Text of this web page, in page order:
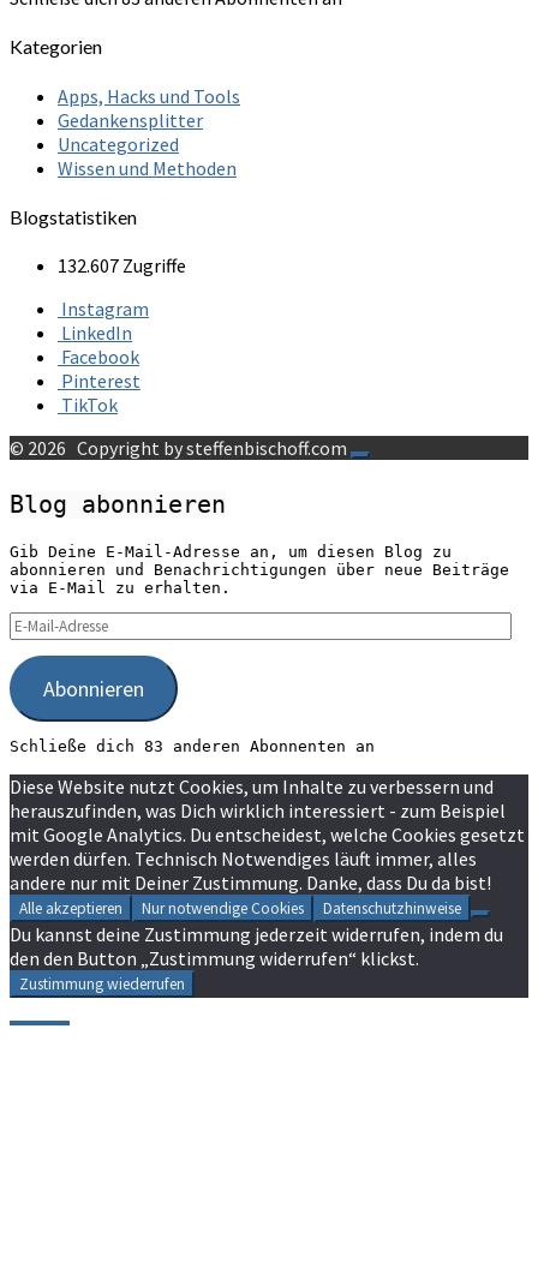
Kategorien
Apps, Hacks und Tools
Gedankensplitter
Uncategorized
Wissen und Methoden
Blogstatistiken
132.607 Zugriffe
Instagram
LinkedIn
Facebook
Pinterest
TikTok
© 2026 Copyright by steffenbischoff.com
Blog abonnieren
Gib Deine E-Mail-Adresse an, um diesen Blog zu
abonnieren und Benachrichtigungen über neue Beiträge
via E-Mail zu erhalten.
E-
Mail-
Adresse
Abonnieren
Schließe dich 83 anderen Abonnenten an
Diese Website nutzt Cookies, um Inhalte zu verbessern und
herauszufinden, was Dich wirklich interessiert - zum Beispiel
mit Google Analytics. Du entscheidest, welche Cookies gesetzt
werden dürfen. Technisch Notwendiges läuft immer, alles
andere nur mit Deiner Zustimmung. Danke, dass Du da bist!
Alle akzeptieren Nur notwendige Cookies Datenschutzhinweise
Du kannst deine Zustimmung jederzeit widerrufen, indem du
den den Button „Zustimmung widerrufen“ klickst.
Zustimmung wiederrufen